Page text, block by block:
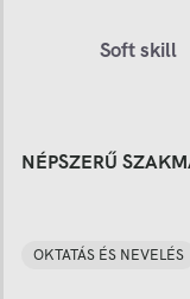
Soft skill
NÉPSZERŰ
OKTATÁS ÉS NEVELÉS